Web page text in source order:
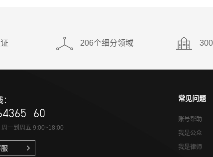
206个细分领域
60
一到周五 9:00~18:00
常见问题
账号帮助
我是公众
我是律师